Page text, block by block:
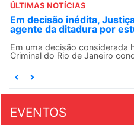
ÚLTIMAS NOTÍCIAS
Em decisão inédita,
agente da ditadura por
Em uma decisão considerada
Criminal do Rio de Janeiro
EVENTOS